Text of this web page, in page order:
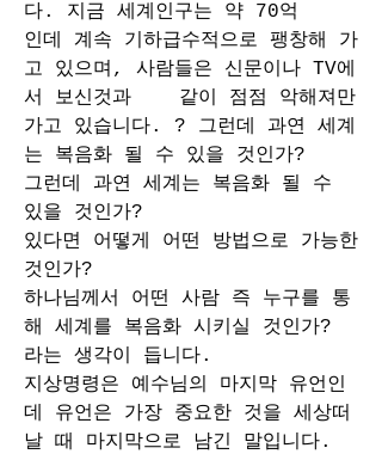
다. 지금 세계인구는 약 70억
인데 계속 기하급수적으로 팽창해 가
고 있으며, 사람들은 신문이나 TV에
서 보신것과    같이 점점 악해져만
가고 있습니다. ? 그런데 과연 세계
는 복음화 될 수 있을 것인가?
그런데 과연 세계는 복음화 될 수
있을 것인가?
있다면 어떻게 어떤 방법으로 가능한
것인가?
하나님께서 어떤 사람 즉 누구를 통
해 세계를 복음화 시키실 것인가?
라는 생각이 듭니다.
지상명령은 예수님의 마지막 유언인
데 유언은 가장 중요한 것을 세상떠
날 때 마지막으로 남긴 말입니다.